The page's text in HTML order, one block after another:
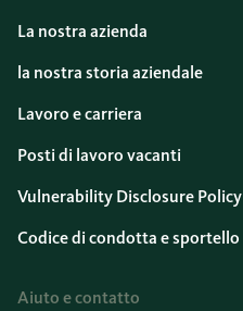
La nostra azienda
la nostra storia aziendale
Lavoro e carriera
Posti di lavoro vacanti
Vulnerability Disclosure Policy
Codice di condotta e sportello
Aiuto e contatto